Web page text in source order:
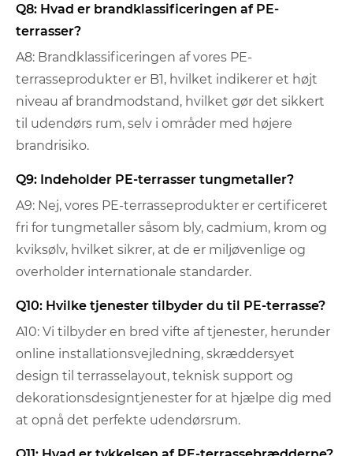
Q8: Hvad er brandklassificeringen af ​​PE-
terrasser?
A8: Brandklassificeringen af ​​vores PE-
terrasseprodukter er B1, hvilket indikerer et højt
niveau af brandmodstand, hvilket gør det sikkert
til udendørs rum, selv i områder med højere
brandrisiko.
Q9: Indeholder PE-terrasser tungmetaller?
A9: Nej, vores PE-terrasseprodukter er certificeret
fri for tungmetaller såsom bly, cadmium, krom og
kviksølv, hvilket sikrer, at de er miljøvenlige og
overholder internationale standarder.
Q10: Hvilke tjenester tilbyder du til PE-terrasse?
A10: Vi tilbyder en bred vifte af tjenester, herunder
online installationsvejledning, skræddersyet
design til terrasselayout, teknisk support og
dekorationsdesigntjenester for at hjælpe dig med
at opnå det perfekte udendørsrum.